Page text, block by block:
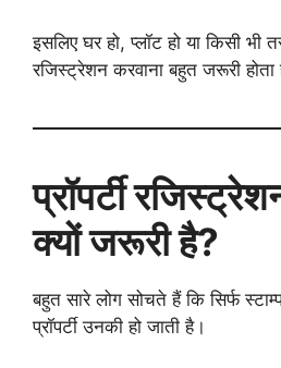
इसलिए घर हो, प्लॉट हो या किसी
रजिस्ट्रेशन करवाना बहुत जरूरी होता
प्रॉपर्टी
क्यों जरूरी है?
बहुत सारे लोग सोचते हैं कि सिर्फ
प्रॉपर्टी उनकी हो जाती है।